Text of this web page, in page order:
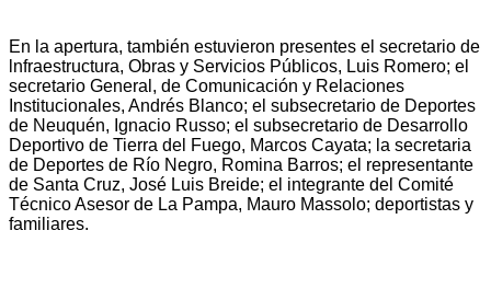
En la apertura, también estuvieron presentes el secretario de
lnfraestructura, Obras y Servicios Públicos, Luis Romero; el
secretario General, de Comunicación y Relaciones
Institucionales, Andrés Blanco; el subsecretario de Deportes
de Neuquén, Ignacio Russo; el subsecretario de Desarrollo
Deportivo de Tierra del Fuego, Marcos Cayata; la secretaria
de Deportes de Río Negro, Romina Barros; el representante
de Santa Cruz, José Luis Breide; el integrante del Comité
Técnico Asesor de La Pampa, Mauro Massolo; deportistas y
familiares.